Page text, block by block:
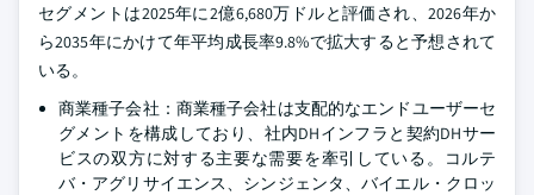
セグメントは2025年に2億6,680万ドルと評価され、2026年か
ら2035年にかけて年平均成長率9.8%で拡大すると予想されて
いる。
商業種子会社：商業種子会社は支配的なエンドユーザーセ
グメントを構成しており、社内DHインフラと契約DHサー
ビスの双方に対する主要な需要を牽引している。コルテ
バ・アグリサイエンス、シンジェンタ、バイエル・クロッ